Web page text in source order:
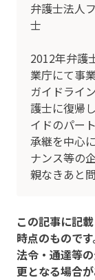
弁護士法人
士
2012年弁護
業庁にて事
ガイドライ
護士に復帰
イドのパー
承継を中心
ナンス等の
親なきあと
この記事に記
時点のものです
法令・通達等
更となる場合